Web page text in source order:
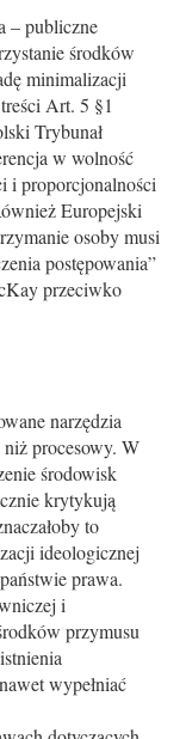
– publiczne
środków
minimalizacji
Art. 5 §1
Trybunał
w wolność
i proporcjonalności
Europejski
osoby musi
postępowania”
przeciwko
narzędzia
procesowy. W
środowisk
krytykują
to
ideologicznej
prawa.
i
przymusu
wypełniać